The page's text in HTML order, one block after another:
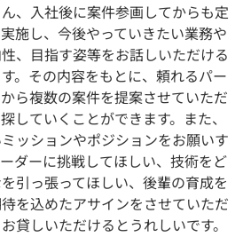
、入社後に案件参画してからも定
施し、今後やっていきたい業務や
、目指す姿等をお話しいただける
。その内容をもとに、頼れるパー
ら複数の案件を提案させていただ
していくことができます。また、
ッションやポジションをお願いす
ダーに挑戦してほしい、技術をど
引っ張ってほしい、後輩の育成を
を込めたアサインをさせていただ
貸しいただけるとうれしいです。